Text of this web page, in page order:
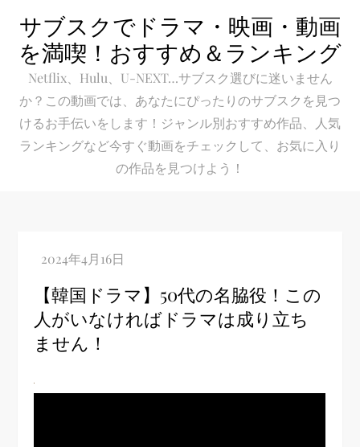
content
サブスクでドラマ・映画・動画
を満喫！おすすめ＆ランキング
Netflix、Hulu、U-NEXT…サブスク選びに迷いません
か？この動画では、あなたにぴったりのサブスクを見つ
けるお手伝いをします！ジャンル別おすすめ作品、人気
ランキングなど今すぐ動画をチェックして、お気に入り
の作品を見つけよう！
【韓国ドラマ】50代の名脇役！この
人がいなければドラマは成り立ち
ません！